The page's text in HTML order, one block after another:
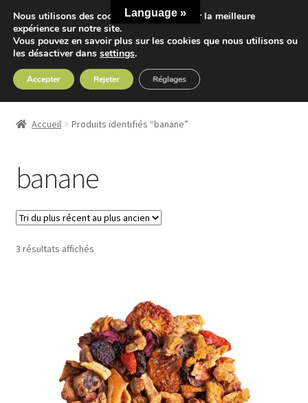
Aller
à
la
navigation
Aller
au
contenu
Accueil
Nos Tisanes
Detox
Sport
Accueil Produits identifiés “banane”
banane
3 résultats affichésTrié
plus
ancien
Language »
Nous utilisons des cookies pour vous offrir la meilleure
expérience sur notre site.
Vous pouvez en savoir plus sur les cookies que nous utilisons ou
les désactiver dans settings.
Accepter Rejeter Réglages